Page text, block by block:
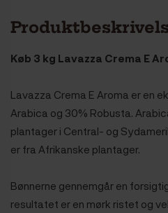
Køb 3 kg Lavazza Crema E
Lavazza Crema E Aroma er en
Arabica og 30% Robusta.
plantager i Central- og
er fra Afrikanske plantager.
Bønnerne gennemgår en
resultatet er en mørk ristet og